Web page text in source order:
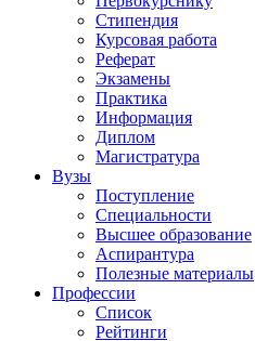
Стипендия
Курсовая работа
Реферат
Экзамены
Практика
Информация
Диплом
Магистратура
Вузы
Поступление
Специальности
Высшее образование
Аспирантура
Полезные материалы
Профессии
Список
Рейтинги